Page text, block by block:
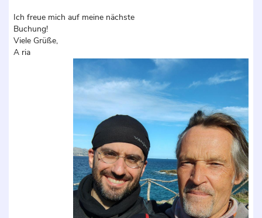
Ich freue mich auf meine nächste
Buchung!
Viele Grüße,
A ria